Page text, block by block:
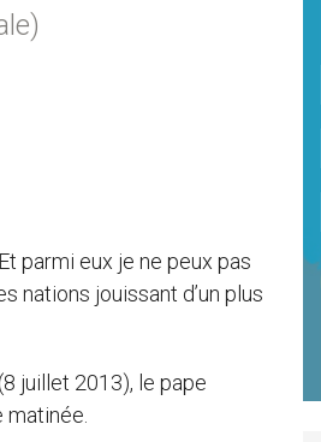
parmi eux je ne peux pas
nations jouissant d’un plus
juillet 2013), le pape